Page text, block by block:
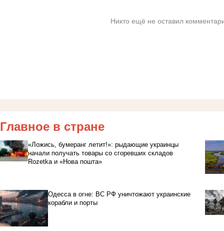
Никто ещё не оставил
Главное в стране
«Ложись, бумеранг летит!»: рыдающие украинцы
начали получать товары со сгоревших складов
Rozetka и «Нова пошта»
Одесса в огне: ВС РФ уничтожают украинские
корабли и порты